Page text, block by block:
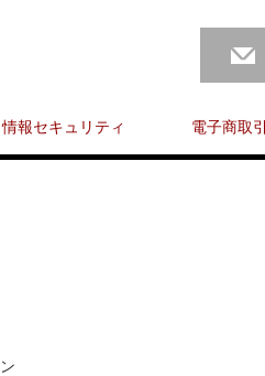
情報セキュリティ 電子商取引